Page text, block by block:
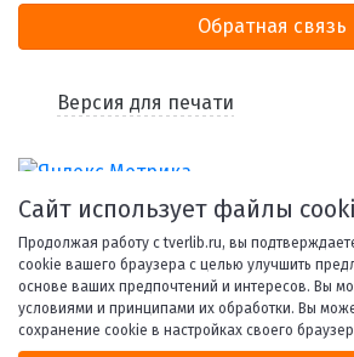
Обратная связь
Версия для печати
© 1998-2026 Тверская областная
Сайт использует файлы
Продолжая работу с tverlib.ru, вы
cookie вашего браузера с целью улучшить
основе ваших предпочтений и интересов. Вы
условиями и принципами их обработки. Вы
сохранение cookie в настройках своего